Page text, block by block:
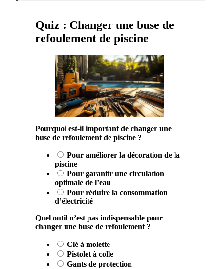
Quiz : Changer une buse de
refoulement de piscine
Pourquoi est-il important de changer une
buse de refoulement de piscine ?
Pour améliorer la décoration de la
piscine
Pour garantir une circulation
optimale de l’eau
Pour réduire la consommation
d’électricité
Quel outil n’est pas indispensable pour
changer une buse de refoulement ?
Clé à molette
Pistolet à colle
Gants de protection